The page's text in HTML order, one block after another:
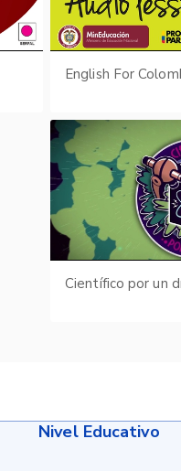
English For
Científico por un
Nivel Educativo